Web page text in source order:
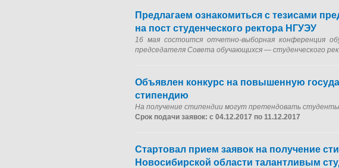
Предлагаем ознакомиться с тезисами
на пост студенческого ректора НГУЭУ
16 мая состоится отчетно-выборная конференция
председателя Совета обучающихся — студенческого
Объявлен конкурс на повышенную
стипендию
На получение стипендии могут претендовать
Срок подачи заявок: с 04.12.2017 по 11.12.2017
Стартовал прием заявок на получение
Новосибирской области талантливым